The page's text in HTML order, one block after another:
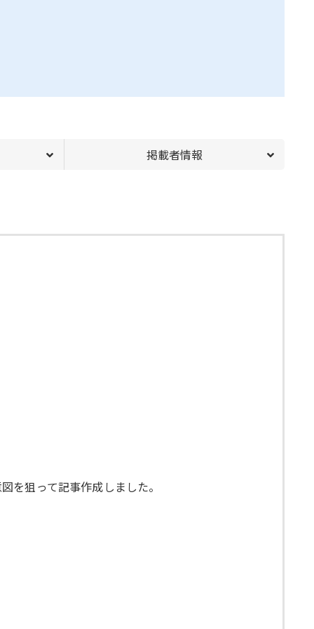
掲載者情報
を狙って記事作成しました。